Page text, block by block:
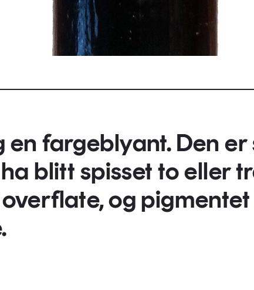
fargeblyant. Den er
blitt spisset to eller
og